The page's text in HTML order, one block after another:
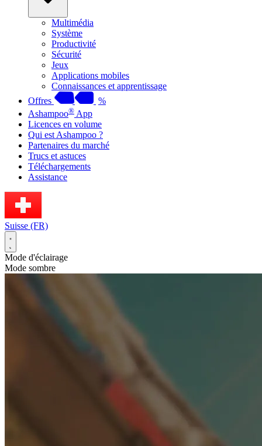
Multimédia
Système
Productivité
Sécurité
Jeux
Applications mobiles
Connaissances et apprentissage
Offres
%
Ashampoo® App
Licences en volume
Qui est Ashampoo ?
Partenaires du marché
Trucs et astuces
Téléchargements
Assistance
Suisse (FR)
Mode d'éclairage
Mode sombre